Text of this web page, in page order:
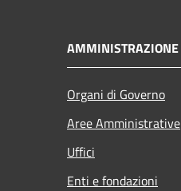
AMMINISTRAZIONE
Organi di Governo
Aree Amministrative
Uffici
Enti e fondazioni